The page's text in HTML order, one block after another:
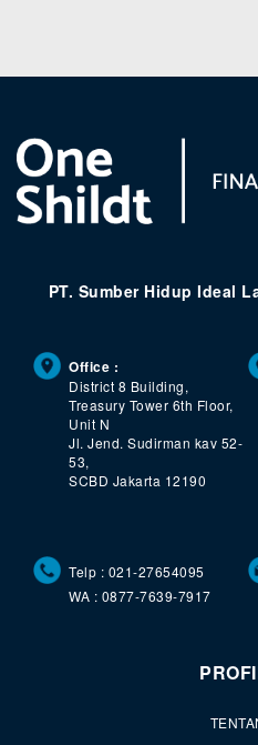
PT. Sumber Hidup Ideal
Office :
District 8 Building,
Treasury Tower 6th Floor,
Unit N
Jl. Jend. Sudirman kav 52-
53,
SCBD Jakarta 12190
Telp : 021-27654095
WA : 0877-7639-7917